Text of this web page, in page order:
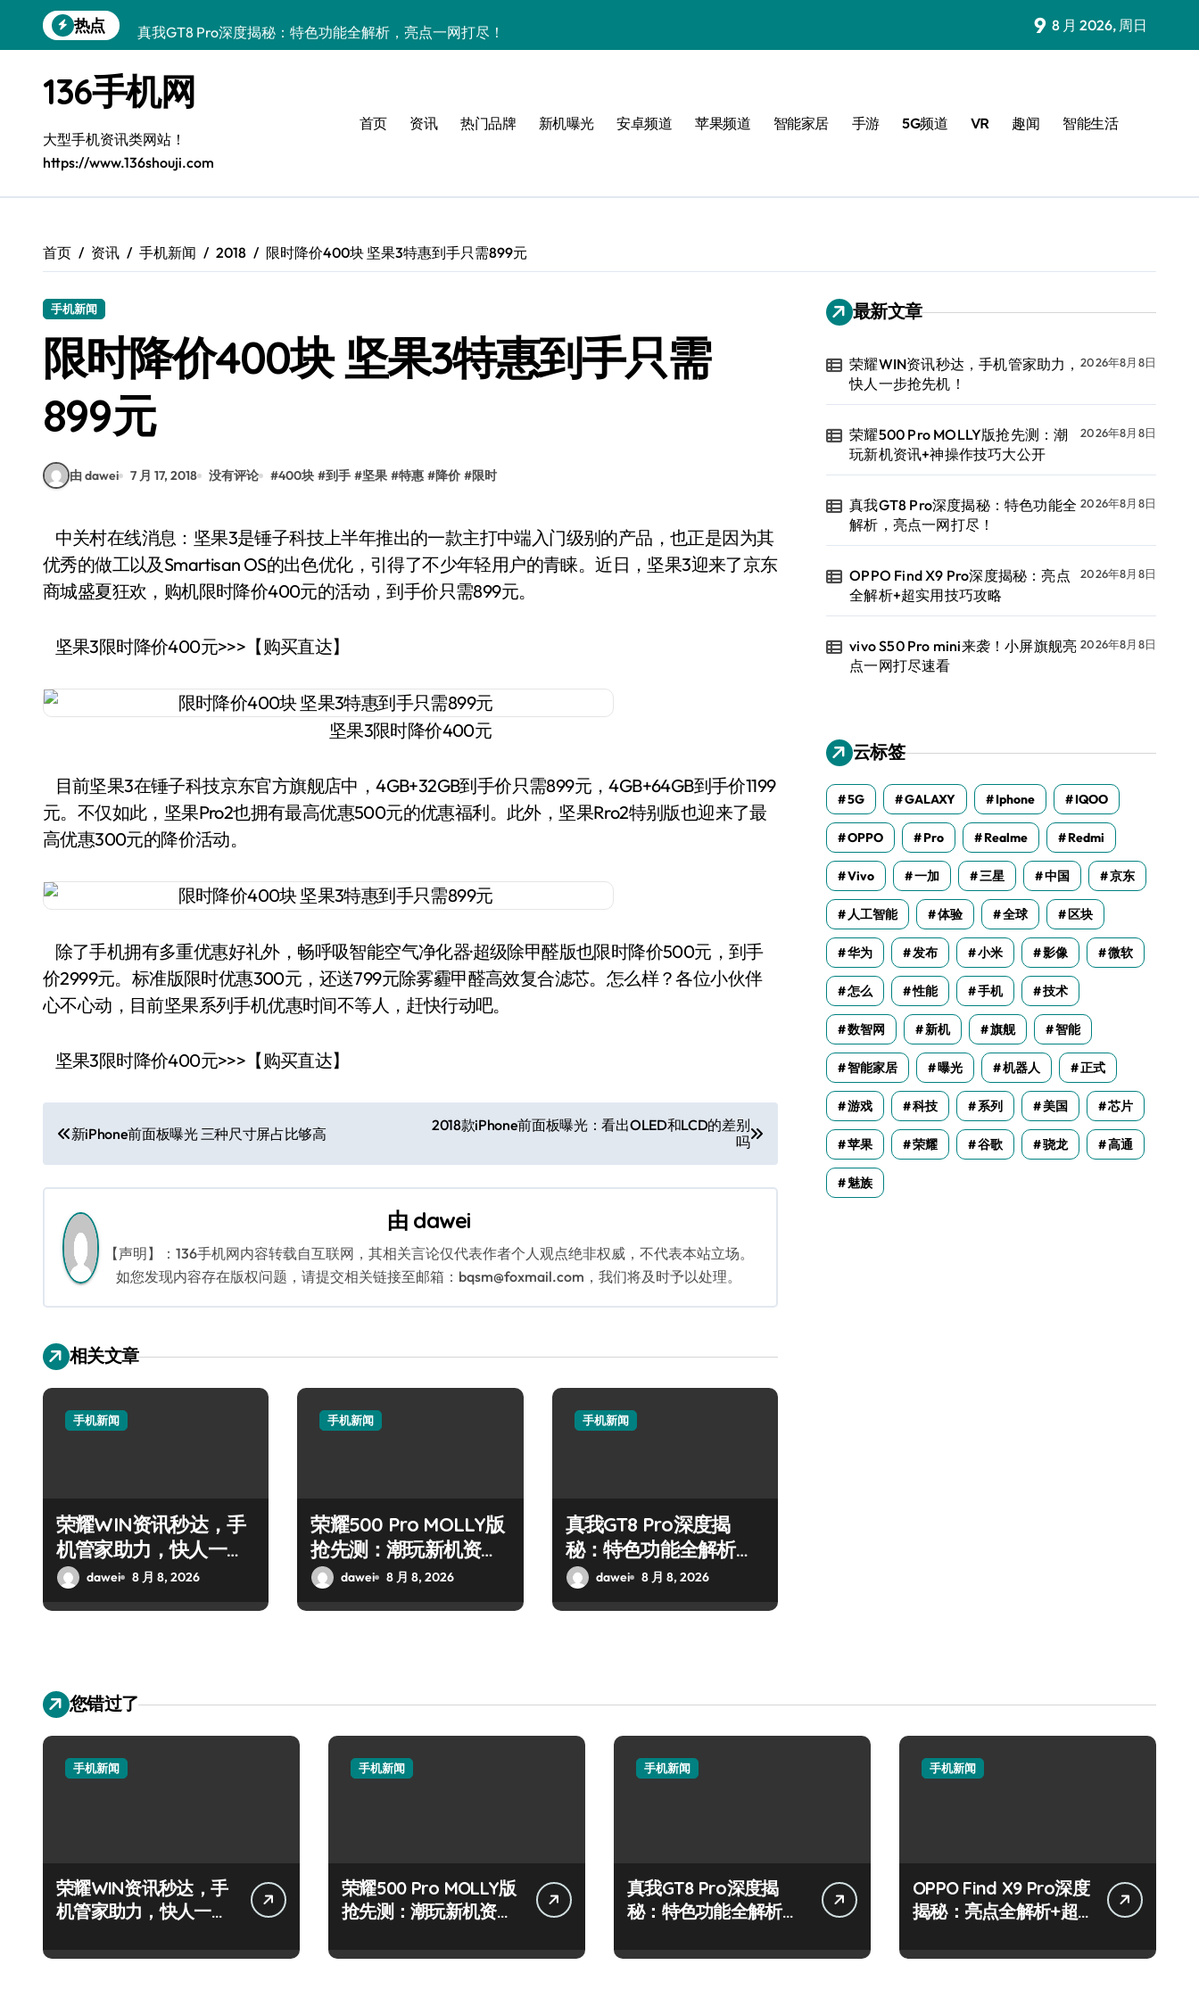
到
热点
真我GT8 Pro深度揭秘：特色功能全解析，亮点一网打尽！
vivo S50 Pro mini来袭！小屏旗舰亮点一网打尽速看
REDMI K90深度揭秘：性能影像续航，亮点配置全曝光！
华为nova 15 Ultra新功能解锁，速览优惠别错过！
荣耀ROBOT PHONE驾到，智能掌控，资讯生活一手全抓！
iPhone 17e重磅来袭！深度揭秘性能配置升级全亮点
9 8 月 2026, 周日
136手机网
大型手机资讯类网站！
https://www.136shouji.com
首页 资讯 热门品牌 新机曝光 安卓频道 苹果频道 智能家居 手游 5G频道 VR 趣闻 智能生活
首页 资讯 手机新闻 2018 限时降价400块 坚果3特惠到手只需899元
手机新闻
限时降价400块 坚果3特惠到手只需
899元
由 dawei 7 月 17, 2018 没有评论 #400块 #到手 #坚果 #特惠 #降价 #限时
中关村在线消息：坚果3是锤子科技上半年推出的一款主打中端入门级别的产品，也正是因为其
优秀的做工以及Smartisan OS的出色优化，引得了不少年轻用户的青睐。近日，坚果3迎来了京东
商城盛夏狂欢，购机限时降价400元的活动，到手价只需899元。
坚果3限时降价400元>>>【购买直达】
坚果3限时降价400元
目前坚果3在锤子科技京东官方旗舰店中，4GB+32GB到手价只需899元，4GB+64GB到手价1199
元。不仅如此，坚果Pro2也拥有最高优惠500元的优惠福利。此外，坚果Rro2特别版也迎来了最
高优惠300元的降价活动。
除了手机拥有多重优惠好礼外，畅呼吸智能空气净化器·超级除甲醛版也限时降价500元，到手
价2999元。标准版限时优惠300元，还送799元除雾霾甲醛高效复合滤芯。怎么样？各位小伙伴
心不心动，目前坚果系列手机优惠时间不等人，赶快行动吧。
坚果3限时降价400元>>>【购买直达】
文
章
导
航
新iPhone前面板曝光 三种尺寸屏占比够高
2018款iPhone前面板曝光：看出OLED和LCD的差别
吗
由 dawei
【声明】：136手机网内容转载自互联网，其相关言论仅代表作者个人观点绝非权威，不代表本站立场。
如您发现内容存在版权问题，请提交相关链接至邮箱：bqsm@foxmail.com，我们将及时予以处理。
相关文章
手机新闻
荣耀WIN资讯秒达，手
机管家助力，快人一步
抢先机！
dawei 8 月 8, 2026
手机新闻
荣耀500 Pro MOLLY版
抢先测：潮玩新机资讯
+神操作技巧大公开
dawei 8 月 8, 2026
手机新闻
真我GT8 Pro深度揭
秘：特色功能全解析，
亮点一网打尽！
dawei 8 月 8, 2026
最新文章
荣耀WIN资讯秒达，手机管家助力，
快人一步抢先机！
2026年8月8日
荣耀500 Pro MOLLY版抢先测：潮
玩新机资讯+神操作技巧大公开
2026年8月8日
真我GT8 Pro深度揭秘：特色功能全
解析，亮点一网打尽！
2026年8月8日
OPPO Find X9 Pro深度揭秘：亮点
全解析+超实用技巧攻略
2026年8月8日
vivo S50 Pro mini来袭！小屏旗舰亮
点一网打尽速看
2026年8月8日
云标签
5G GALAXY Iphone IQOO
OPPO Pro Realme Redmi
Vivo 一加 三星 中国 京东
人工智能 体验 全球 区块
华为 发布 小米 影像 微软
怎么 性能 手机 技术
数智网 新机 旗舰 智能
智能家居 曝光 机器人 正式
游戏 科技 系列 美国 芯片
苹果 荣耀 谷歌 骁龙 高通
魅族
您错过了
手机新闻
荣耀WIN资讯秒达，手
机管家助力，快人一步
手机新闻
荣耀500 Pro MOLLY版
抢先测：潮玩新机资讯
手机新闻
真我GT8 Pro深度揭
秘：特色功能全解析，
手机新闻
OPPO Find X9 Pro深度
揭秘：亮点全解析+超